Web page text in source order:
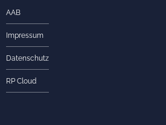
AAB
Impressum
Datenschutz
RP Cloud